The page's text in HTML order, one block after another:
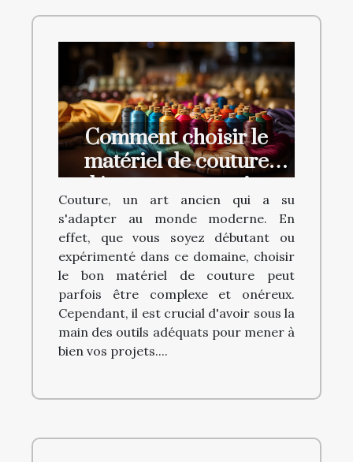
Comment choisir le
matériel de couture
adéquat sans se ruiner
Couture, un art ancien qui a su
s'adapter au monde moderne. En
effet, que vous soyez débutant ou
expérimenté dans ce domaine, choisir
le bon matériel de couture peut
parfois être complexe et onéreux.
Cependant, il est crucial d'avoir sous la
main des outils adéquats pour mener à
bien vos projets....